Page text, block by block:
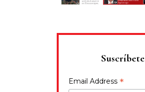
Suscríbete
Email Address *